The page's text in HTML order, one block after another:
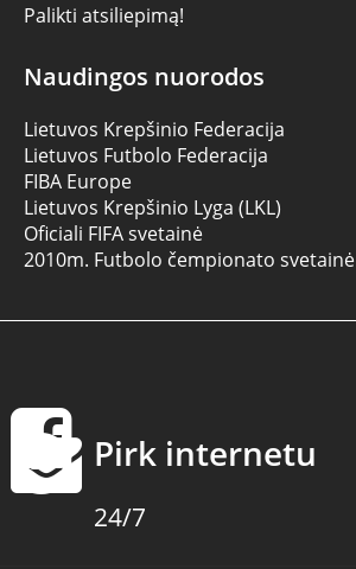
Palikti atsiliepimą!
Naudingos nuorodos
Lietuvos Krepšinio Federacija
Lietuvos Futbolo Federacija
FIBA Europe
Lietuvos Krepšinio Lyga (LKL)
Oficiali FIFA svetainė
2010m. Futbolo čempionato svetainė
Pirk internetu
24/7